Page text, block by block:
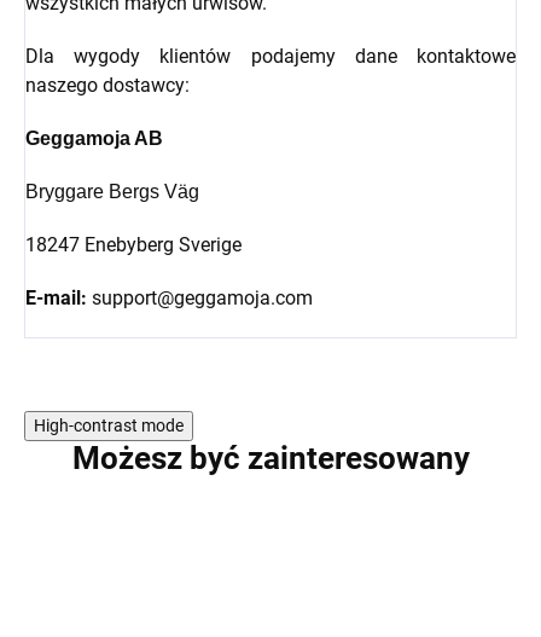
Dla wygody klientów podajemy dane kontaktowe
naszego dostawcy:
Geggamoja AB
Bryggare Bergs Väg
18247 Enebyberg Sverige
E-mail: support@geggamoja.com
High-contrast mode
Możesz być zainteresowany